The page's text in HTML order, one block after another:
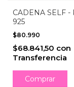
CADENA SELF -
925
$80.990
$68.841,50 con
Transferencia
Comprar